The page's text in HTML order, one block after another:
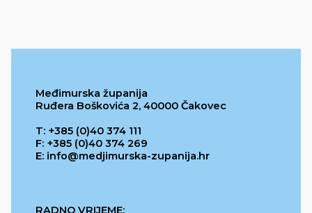
Međimurska županija
Ruđera Boškovića 2, 40000 Čakovec
T: +385 (0)40 374 111
F: +385 (0)40 374 269
E: info@medjimurska-zupanija.hr
RADNO VRIJEME: